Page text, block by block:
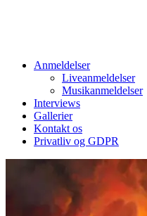
Anmeldelser
Liveanmeldelser
Musikanmeldelser
Interviews
Gallerier
Kontakt os
Privatliv og GDPR